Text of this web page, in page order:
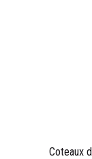
Coteaux